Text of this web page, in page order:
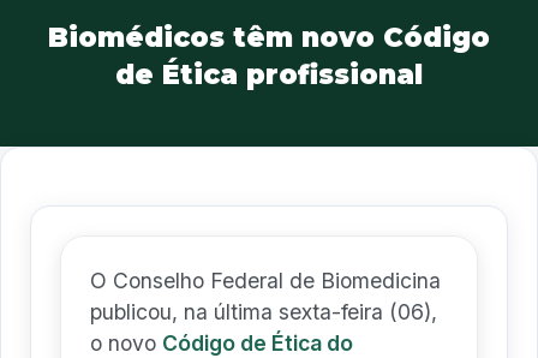
Biomédicos têm novo Código
de Ética profissional
O Conselho Federal de Biomedicina
publicou, na última sexta-feira (06),
o novo Código de Ética do